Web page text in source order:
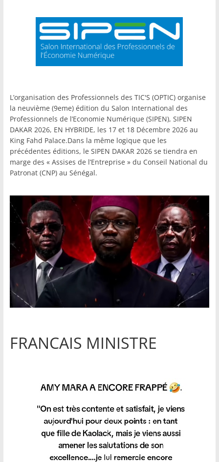
L’organisation des Professionnels des TIC'S (OPTIC) organise
la neuvième (9eme) édition du Salon International des
Professionnels de l’Economie Numérique (SIPEN), SIPEN
DAKAR 2026, EN HYBRIDE, les 17 et 18 Décembre 2026 au
King Fahd Palace.Dans la même logique que les
précédentes éditions, le SIPEN DAKAR 2026 se tiendra en
marge des « Assises de l’Entreprise » du Conseil National du
Patronat (CNP) au Sénégal.
FRANCAIS MINISTRE